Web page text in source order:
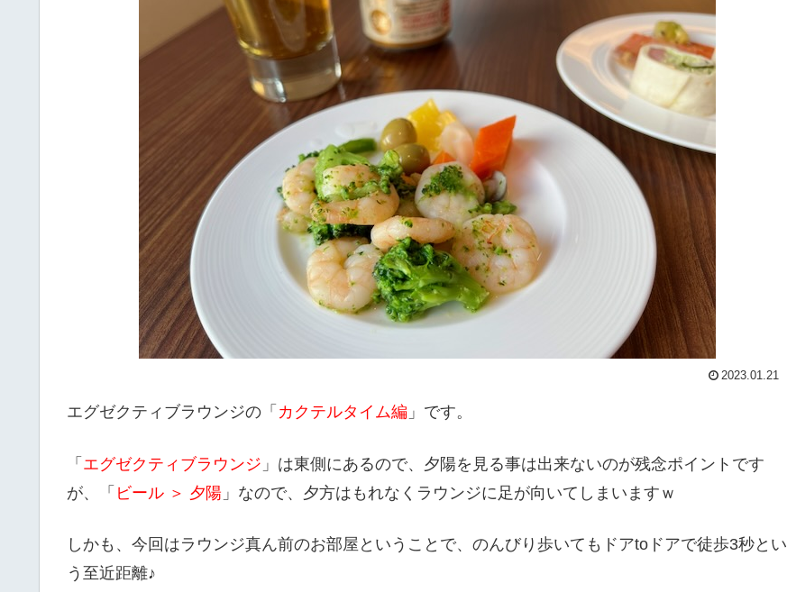
2023.01.21
エグゼクティブラウンジの「 カクテルタイム編 」です。
「 エグゼクティブラウンジ 」は東側にあるので、夕陽を見る事は出来ないのが残念ポイントです
が、「 ビール ＞ 夕陽 」なので、夕方はもれなくラウンジに足が向いてしまいますｗ
しかも、今回はラウンジ真ん前のお部屋ということで、のんびり歩いてもドアtoドアで徒歩3秒とい
う至近距離♪